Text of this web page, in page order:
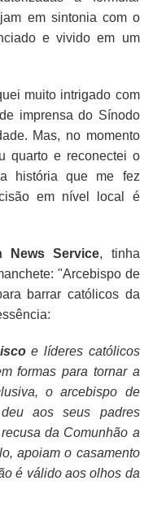
em sintonia com o
e vivido em um
muito intrigado com
imprensa do Sínodo
Mas, no momento
quarto e reconectei o
história que me fez
em nível local é
News Service, tinha
"Arcebispo de
barrar católicos da
e líderes católicos
formas para tornar a
o arcebispo de
aos seus padres
da Comunhão a
apoiam o casamento
é válido aos olhos da